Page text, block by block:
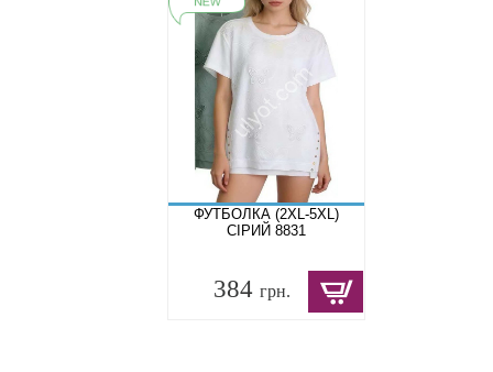
ФУТБОЛКА (2XL-5XL)
СІРИЙ 8831
384 грн.